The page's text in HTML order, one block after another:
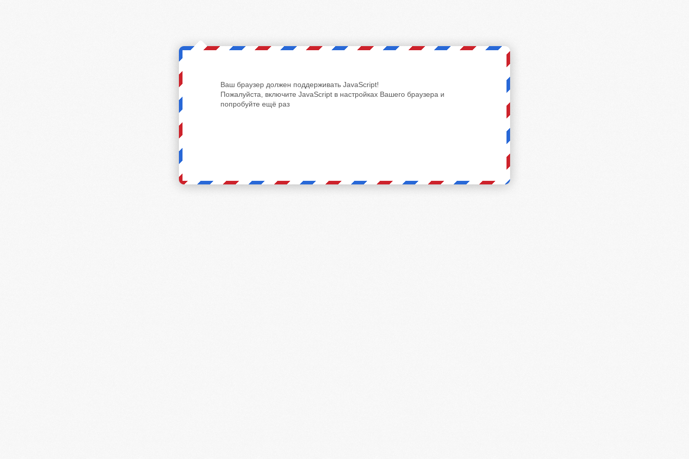
Ваш браузер должен поддерживать JavaScript!
Пожалуйста, включите JavaScript в настройках Вашего браузера и
попробуйте ещё раз